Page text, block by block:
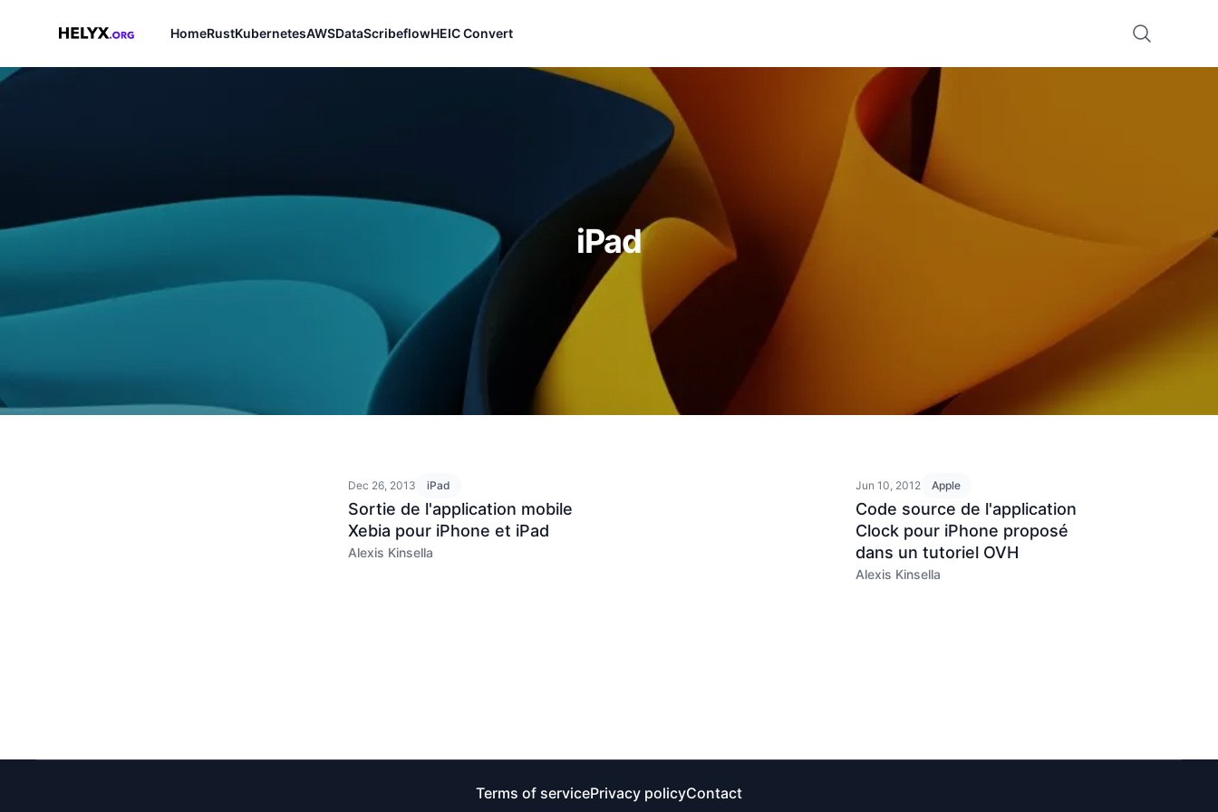
Helyx.org HomeRustKubernetesAWSDataScribeflowHEIC Convert
iPad
Dec 26, 2013 iPad
Sortie de l'application mobile
Xebia pour iPhone et iPad
Alexis Kinsella
Jun 10, 2012 Apple
Code source de l'application
Clock pour iPhone proposé
dans un tutoriel OVH
Alexis Kinsella
Terms of servicePrivacy policyContact